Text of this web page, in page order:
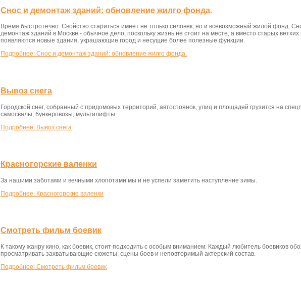
Снос и демонтаж зданий: обновление жилго фонда.
Время быстротечно. Свойство стариться имеет не только селовек, но и всевозможный жилой фонд.
демонтаж зданий в Москве - обычное дело, поскольку жизнь не стоит на месте, а вместо старых ветхих
появляются новые здания, украшающие город и несущие более полезные функции.
Подробнее: Снос и демонтаж зданий: обновление жилго фонда.
Вывоз снега
Городской снег, собранный с придомовых территорий, автостоянок, улиц и площадей грузится на
самосвалы, бункеровозы, мультилифты
Подробнее: Вывоз снега
Красногорские валенки
За нашими заботами и вечными хлопотами мы и не успели заметить наступление зимы.
Подробнее: Красногорские валенки
Смотреть фильм боевик
К такому жанру кино, как боевик, стоит подходить с особым вниманием. Каждый любитель боевиков
просматривать захватывающие сюжеты, сцены боев и неповторимый актерский состав.
Подробнее: Смотреть фильм боевик